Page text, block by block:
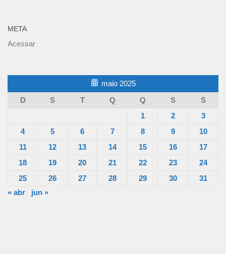
META
Acessar
maio 2025
D
S T Q Q S
S
1
2
3
4
5 6 7 8 9
10
11
12 13 14 15 16
17
18
19 20 21 22 23
24
25
26 27 28 29 30
31
« abr
jun »